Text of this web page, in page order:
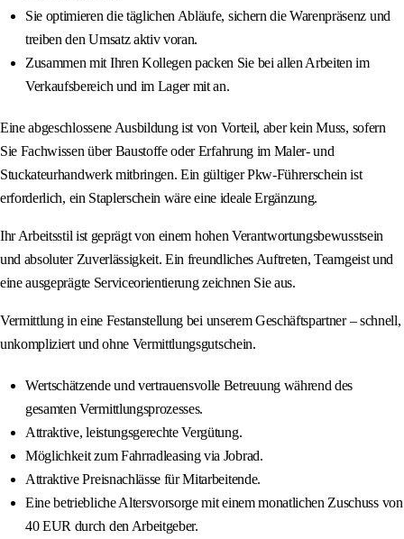
Sie optimieren die täglichen Abläufe, sichern die Warenpräsenz und
treiben den Umsatz aktiv voran.
Zusammen mit Ihren Kollegen packen Sie bei allen Arbeiten im
Verkaufsbereich und im Lager mit an.
Eine abgeschlossene Ausbildung ist von Vorteil, aber kein Muss, sofern
Sie Fachwissen über Baustoffe oder Erfahrung im Maler- und
Stuckateurhandwerk mitbringen. Ein gültiger Pkw-Führerschein ist
erforderlich, ein Staplerschein wäre eine ideale Ergänzung.
Ihr Arbeitsstil ist geprägt von einem hohen Verantwortungsbewusstsein
und absoluter Zuverlässigkeit. Ein freundliches Auftreten, Teamgeist und
eine ausgeprägte Serviceorientierung zeichnen Sie aus.
Vermittlung in eine Festanstellung bei unserem Geschäftspartner – schnell,
unkompliziert und ohne Vermittlungsgutschein.
Wertschätzende und vertrauensvolle Betreuung während des
gesamten Vermittlungsprozesses.
Attraktive, leistungsgerechte Vergütung.
Möglichkeit zum Fahrradleasing via Jobrad.
Attraktive Preisnachlässe für Mitarbeitende.
Eine betriebliche Altersvorsorge mit einem monatlichen Zuschuss von
40 EUR durch den Arbeitgeber.